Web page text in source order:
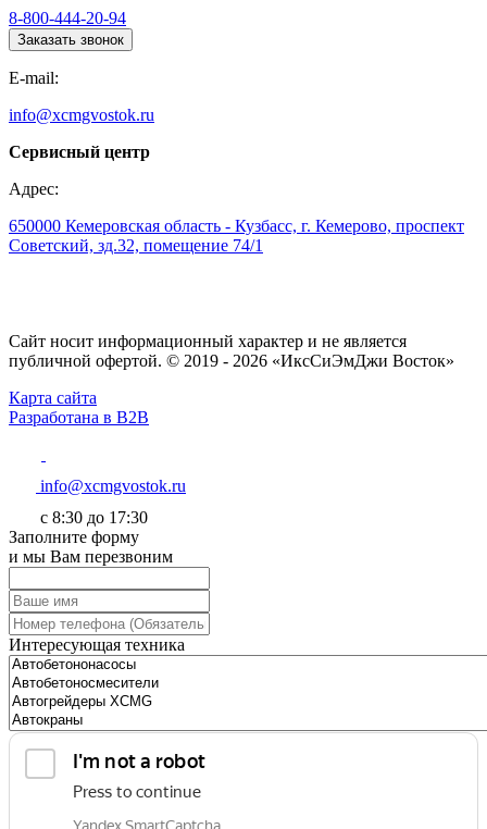
8-800-444-20-94
Заказать звонок
E-mail:
info@xcmgvostok.ru
Сервисный центр
Адрес:
650000 Кемеровская область - Кузбасс, г. Кемерово, проспект
Советский, зд.32, помещение 74/1
Сайт носит информационный характер и не является
публичной офертой. © 2019 - 2026 «ИксСиЭмДжи Восток»
Карта сайта
Разработана в B2B
info@xcmgvostok.ru
с 8:30 до 17:30
Заполните форму
и мы Вам перезвоним
Интересующая техника